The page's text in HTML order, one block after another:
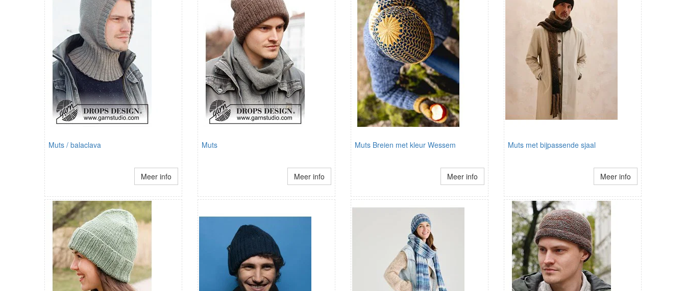
Muts / balaclava
Meer info
Muts
Meer info
Muts Breien met kleur Wessem
Meer info
Muts met bijpassende sjaal
Meer info